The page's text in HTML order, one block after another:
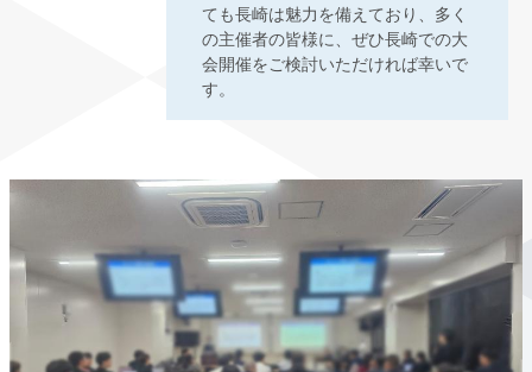
ても長崎は魅力を備えており、多く
の主催者の皆様に、ぜひ長崎での大
会開催をご検討いただければ幸いで
す。